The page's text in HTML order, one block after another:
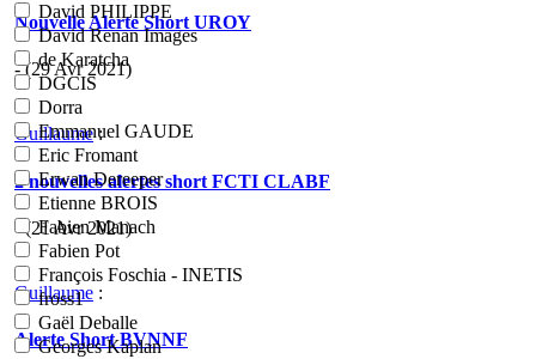
David PHILIPPE
David Renan Images
de Karatcha
DGCIS
Dorra
Emmanuel GAUDE
Eric Fromant
Erwan Dereeper
Etienne BROIS
Fabien Manach
Fabien Pot
François Foschia - INETIS
fross1
Gaël Deballe
Georges Kaplan
Nouvelle Alerte Short UROY
- (29 Avr 2021)
Guillaume:
2 nouvelles alertes short FCTI CLABF
- (21 Avr 2021)
Guillaume :
Alerte Short BVNNF